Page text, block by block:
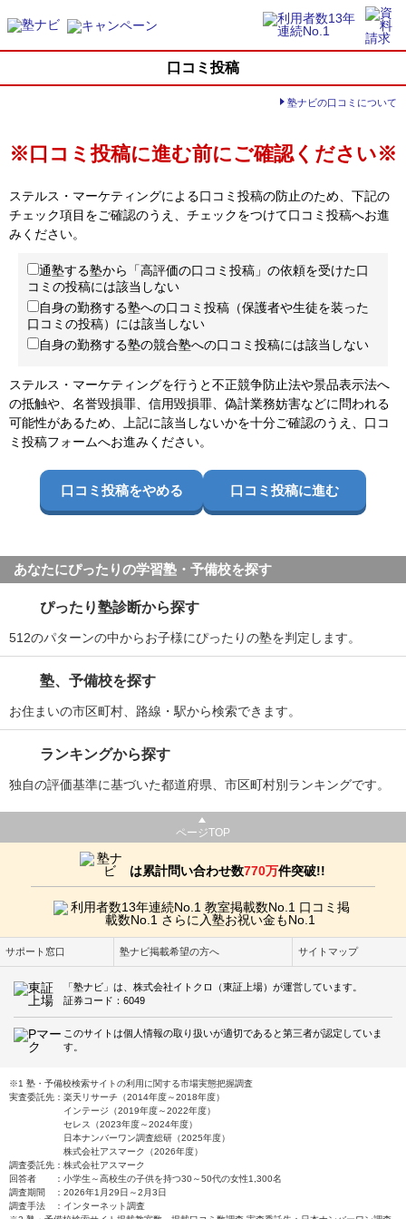
口コミ投稿
塾ナビの口コミについて
※口コミ投稿に進む前にご確認ください※
ステルス・マーケティングによる口コミ投稿の防止のため、下記の
チェック項目をご確認のうえ、チェックをつけて口コミ投稿へお進
みください。
通塾する塾から「高評価の口コミ投稿」の依頼を受けた口
コミの投稿には該当しない
自身の勤務する塾への口コミ投稿（保護者や生徒を装った
口コミの投稿）には該当しない
自身の勤務する塾の競合塾への口コミ投稿には該当しない
ステルス・マーケティングを行うと不正競争防止法や景品表示法へ
の抵触や、名誉毀損罪、信用毀損罪、偽計業務妨害などに問われる
可能性があるため、上記に該当しないかを十分ご確認のうえ、口コ
ミ投稿フォームへお進みください。
口コミ投稿をやめる 口コミ投稿に進む
あなたにぴったりの学習塾・予備校を探す
ぴったり塾診断から探す
512のパターンの中からお子様にぴったりの塾を判定します。
塾、予備校を探す
お住まいの市区町村、路線・駅から検索できます。
ランキングから探す
独自の評価基準に基づいた都道府県、市区町村別ランキングです。
ページTOP
は累計問い合わせ数770万件突破!!
サポート窓口 塾ナビ掲載希望の方へ サイトマップ
「塾ナビ」は、株式会社イトクロ（東証上場）が運営しています。
証券コード：6049
このサイトは個人情報の取り扱いが適切であると第三者が認定していま
す。
※1 塾・予備校検索サイトの利用に関する市場実態把握調査
実査委託先：楽天リサーチ（2014年度～2018年度）
インテージ（2019年度～2022年度）
セレス（2023年度～2024年度）
日本ナンバーワン調査総研（2025年度）
株式会社アスマーク（2026年度）
調査委託先：株式会社アスマーク
回答者 ：小学生～高校生の子供を持つ30～50代の女性1,300名
調査期間 ：2026年1月29日～2月3日
調査手法 ：インターネット調査